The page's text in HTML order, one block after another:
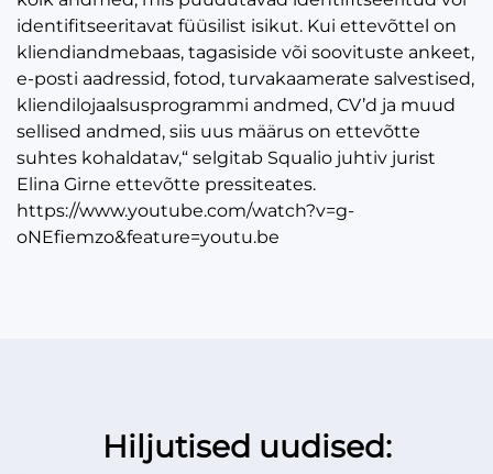
identifitseeritavat füüsilist isikut. Kui ettevõttel on
kliendiandmebaas, tagasiside või soovituste ankeet,
e-posti aadressid, fotod, turvakaamerate salvestised,
kliendilojaalsusprogrammi andmed, CV’d ja muud
sellised andmed, siis uus määrus on ettevõtte
suhtes kohaldatav,“ selgitab Squalio juhtiv jurist
Elina Girne ettevõtte pressiteates.
https://www.youtube.com/watch?v=g-
oNEfiemzo&feature=youtu.be
Hiljutised uudised: